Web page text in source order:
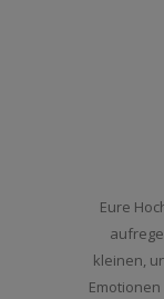
Eure
kleinen,